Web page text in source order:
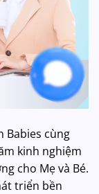
Babies cùng
kinh nghiệm
cho Mẹ và Bé.
triển bền